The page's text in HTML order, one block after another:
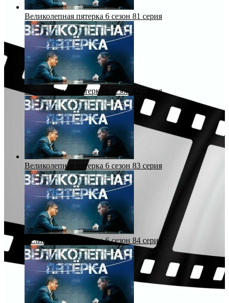
Великолепная пятерка 6 сезон 81 серия
Великолепная пятерка 6 сезон 82 серия
Великолепная пятерка 6 сезон 83 серия
Великолепная пятерка 6 сезон 84 серия